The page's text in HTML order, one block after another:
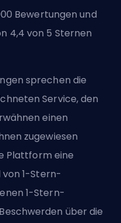
Bewertungen und
4,4 von 5 Sternen
sprechen die
Service, den
einen
zugewiesen
Plattform eine
1-Stern-
1-Stern-
über die